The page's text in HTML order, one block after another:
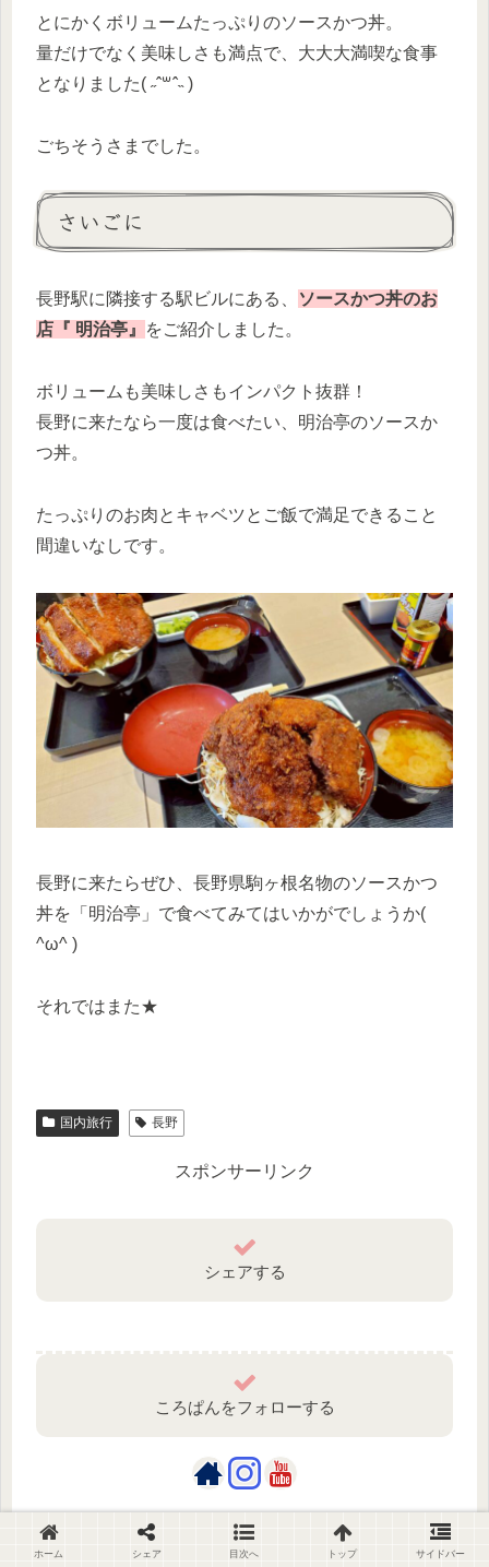
とにかくボリュームたっぷりのソースかつ丼。
量だけでなく美味しさも満点で、大大大満喫な食事
となりました( ˶ˆ꒳ˆ˵ )
ごちそうさまでした。
さいごに
長野駅に隣接する駅ビルにある、
ソースかつ丼のお
店『 明治亭』
をご紹介しました。
ボリュームも美味しさもインパクト抜群！
長野に来たなら一度は食べたい、明治亭のソースか
つ丼。
たっぷりのお肉とキャベツとご飯で満足できること
間違いなしです。
長野に来たらぜひ、長野県駒ヶ根名物のソースかつ
丼を「明治亭」で食べてみてはいかがでしょうか(
^ω^ )
それではまた★
国内旅行 長野
スポンサーリンク
シェアする
ころぱんをフォローする
ころぱん
ホーム シェア 目次へ トップ サイドバー